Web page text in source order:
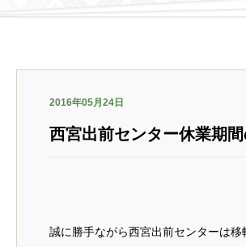
2016年05月24日
西宮出前センター休業期
誠に勝手ながら西宮出前センターは移